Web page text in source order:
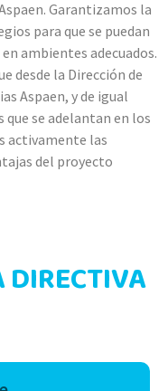
Garantizamos la
para que se puedan
ambientes adecuados.
desde la Dirección de
Aspaen, y de igual
se adelantan en los
activamente las
del proyecto
DIRECTIVA